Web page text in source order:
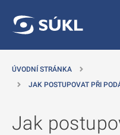
ÚVODNÍ STRÁNKA
JAK POSTUPOVAT PŘI
Jak